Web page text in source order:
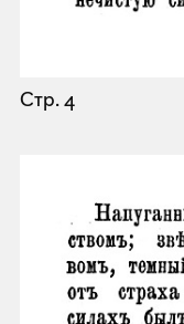
Стр. 4